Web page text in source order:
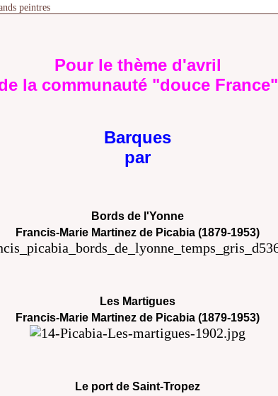
peintres
Pour le thème d'avril
la communauté "douce France"
Barques
par
Bords de l'Yonne
Francis-Marie Martinez de Picabia (1879-1953)
Les Martigues
Francis-Marie Martinez de Picabia (1879-1953)
Le port de Saint-Tropez